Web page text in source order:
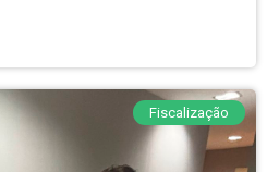
Fiscalização